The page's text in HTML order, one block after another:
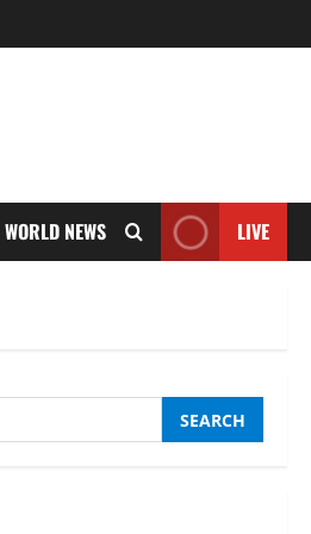
WORLD NEWS LIVE
UTTARAKHAND NEWS